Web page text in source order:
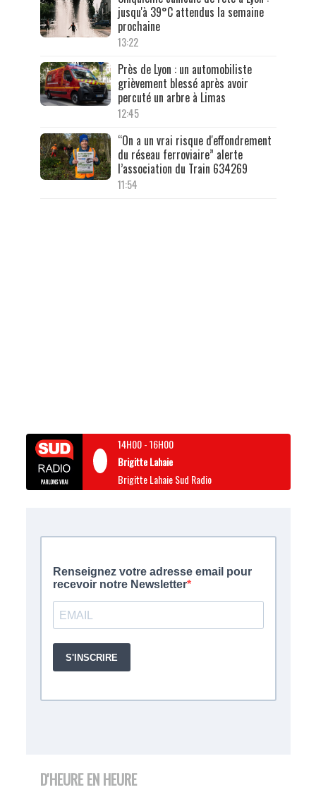
jusqu'à 39°C attendus la semaine
prochaine
13:22
Près de Lyon : un automobiliste
grièvement blessé après avoir
percuté un arbre à Limas
12:45
“On a un vrai risque d'effondrement
du réseau ferroviaire” alerte
l’association du Train 634269
11:54
14H00-16H00
Brigitte Lahaie
Brigitte Lahaie Sud Radio
D'HEURE EN HEURE